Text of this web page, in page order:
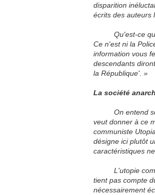
disparition
écrits des auteurs
Qu'est-ce qui
Ce n'est ni la
information vous
descendants
la République'. »
La société
On entend
veut donner à ce
communiste
désigne ici plutôt
caractéristiques
L'utopie
tient pas compte
nécessairement